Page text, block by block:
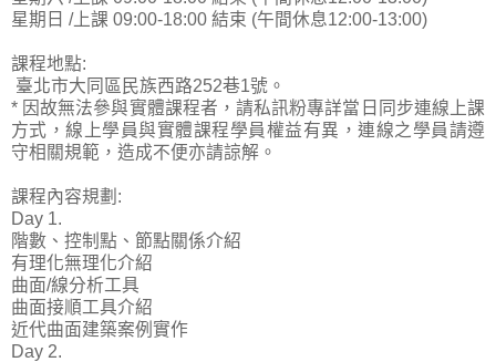
星期日 /上課 09:00-18:00 結束 (午間休息12:00-13:00)
課程地點:
臺北市大同區民族西路252巷1號。
* 因故無法參與實體課程者，請私訊粉專詳當日同步連線上課
方式，線上學員與實體課程學員權益有異，連線之學員請遵
守相關規範，造成不便亦請諒解。
課程內容規劃:
Day 1.
階數、控制點、節點關係介紹
有理化無理化介紹
曲面/線分析工具
曲面接順工具介紹
近代曲面建築案例實作
Day 2.